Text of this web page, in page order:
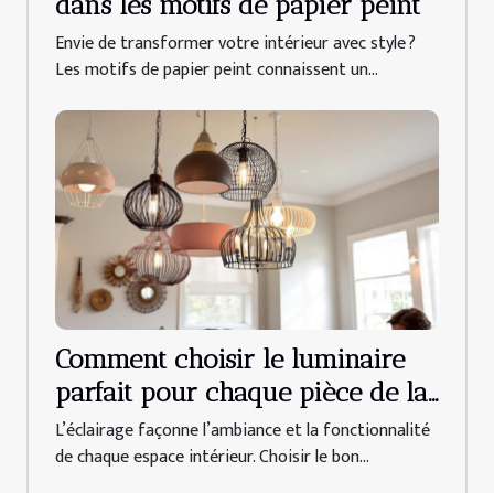
Envie de transformer votre intérieur avec style ?
Les motifs de papier peint connaissent un...
Comment choisir le luminaire
parfait pour chaque pièce de la
maison
L’éclairage façonne l’ambiance et la fonctionnalité
de chaque espace intérieur. Choisir le bon...